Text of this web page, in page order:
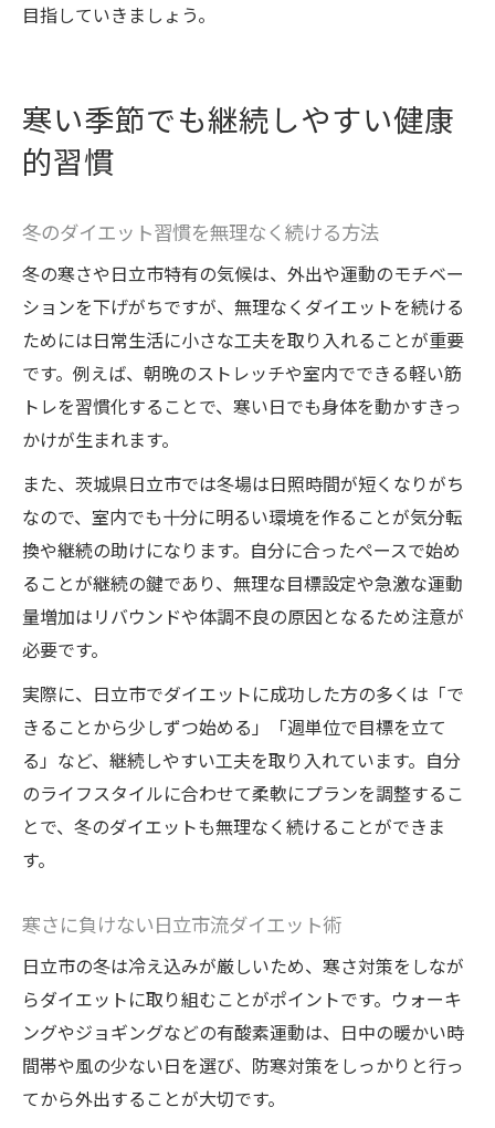
目指していきましょう。
寒い季節でも継続しやすい健康
的習慣
冬のダイエット習慣を無理なく続ける方法
冬の寒さや日立市特有の気候は、外出や運動のモチベー
ションを下げがちですが、無理なくダイエットを続ける
ためには日常生活に小さな工夫を取り入れることが重要
です。例えば、朝晩のストレッチや室内でできる軽い筋
トレを習慣化することで、寒い日でも身体を動かすきっ
かけが生まれます。
また、茨城県日立市では冬場は日照時間が短くなりがち
なので、室内でも十分に明るい環境を作ることが気分転
換や継続の助けになります。自分に合ったペースで始め
ることが継続の鍵であり、無理な目標設定や急激な運動
量増加はリバウンドや体調不良の原因となるため注意が
必要です。
実際に、日立市でダイエットに成功した方の多くは「で
きることから少しずつ始める」「週単位で目標を立て
る」など、継続しやすい工夫を取り入れています。自分
のライフスタイルに合わせて柔軟にプランを調整するこ
とで、冬のダイエットも無理なく続けることができま
す。
寒さに負けない日立市流ダイエット術
日立市の冬は冷え込みが厳しいため、寒さ対策をしなが
らダイエットに取り組むことがポイントです。ウォーキ
ングやジョギングなどの有酸素運動は、日中の暖かい時
間帯や風の少ない日を選び、防寒対策をしっかりと行っ
てから外出することが大切です。